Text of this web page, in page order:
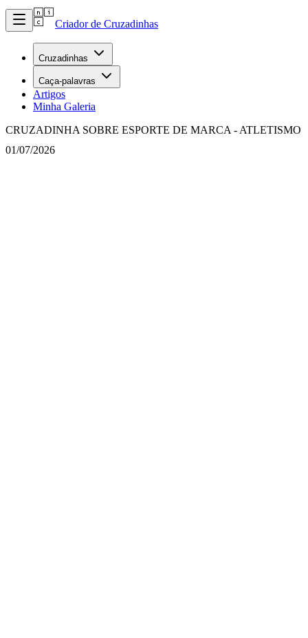
Criador de Cruzadinhas
Cruzadinhas
Caça-palavras
Artigos
Minha Galeria
CRUZADINHA SOBRE ESPORTE DE MARCA - ATLETISMO
01/07/2026